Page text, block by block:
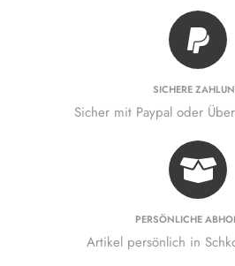
SICHERE
Sicher mit Paypal oder
PERSÖNLICHE
Artikel persönlich in